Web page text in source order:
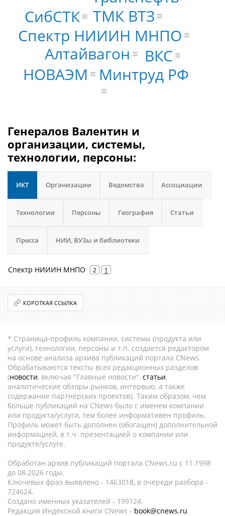
Спектр НИИИН МНПО
ТМК ВТЗ
Алтайвагон
НОВАЭМ
СибСТК
Минтруд РФ
ВКС
Генералов Валентин и
организации, системы,
технологии, персоны:
ИКТ Организации Ведомства Ассоциации
Технологии Персоны География Статьи
Пресса НИИ, ВУЗы и библиотеки
Спектр НИИИН МНПО 2 1
КОРОТКАЯ ССЫЛКА
* Страница-профиль компании, системы (продукта или
услуги), технологии, персоны и т.п. создается редактором
на основе анализа архива публикаций портала CNews.
Обрабатываются тексты всех редакционных разделов
(новости, включая "Главные новости", статьи,
аналитические обзоры рынков, интервью, а также
содержание партнёрских проектов). Таким образом, чем
больше публикаций на CNews было с именем компании
или продукта/услуги, тем более информативен профиль.
Профиль может быть дополнен (обогащен) дополнительной
информацией, в т.ч. презентацией о компании или
продукте/услуге.
Обработан архив публикаций портала CNews.ru c 11.1998
до 08.2026 годы.
Ключевых фраз выявлено - 1463018, в очереди разбора -
724624.
Создано именных указателей - 199124.
Редакция Индексной книги CNews - book@cnews.ru